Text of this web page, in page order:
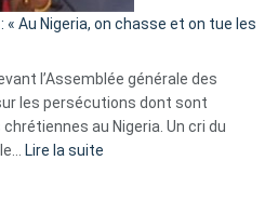
parle
ses
tripes »
: « Au Nigeria, on chasse et on tue les
l’Assemblée générale des
les persécutions dont sont
au Nigeria. Un cri du
Lire la suite